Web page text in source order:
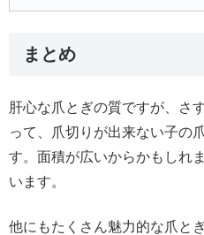
まとめ
肝心な爪とぎの質ですが、さ
って、爪切りが出来ない子の
す。面積が広いからかもしれ
います。
他にもたくさん魅力的な爪と